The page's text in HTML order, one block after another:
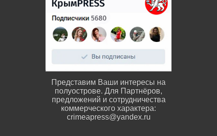
Представим Ваши интересы на
полуострове. Для Партнёров,
предложений и сотрудничества
коммерческого характера:
crimeapress@yandex.ru